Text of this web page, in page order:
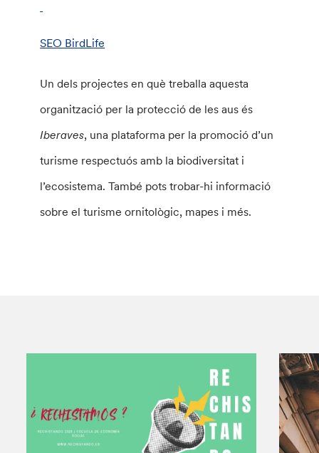
SEO BirdLife
Un dels projectes en què treballa aquesta
organització per la protecció de les aus és
Iberaves, una plataforma per la promoció d’un
turisme respectuós amb la biodiversitat i
l’ecosistema. També pots trobar-hi informació
sobre el turisme ornitològic, mapes i més.